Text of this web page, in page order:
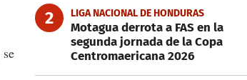
se
2 LIGA NACIONAL DE HONDURAS
Motagua derrota a FAS en la
segunda jornada de la Copa
Centromaericana 2026